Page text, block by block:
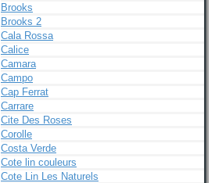
Brooks
Brooks 2
Cala Rossa
Calice
Camara
Campo
Cap Ferrat
Carrare
Cite Des Roses
Corolle
Costa Verde
Cote lin couleurs
Cote Lin Les Naturels